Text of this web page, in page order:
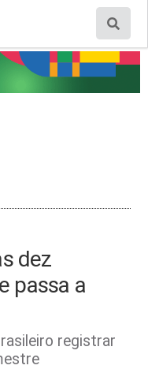
dez
passa a
registrar